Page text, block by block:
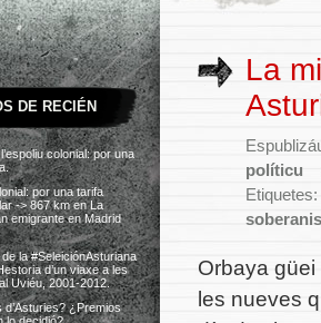
DE RECIÉN
colonial: por una
por una tarifa
-> 867 kmenLa
emigrante en Madrid
la #SeleiciónAsturiana
d’un viaxe a les
Uviéu, 2001-2012.
¿Premios
La
políticu
Etiquetes:
Orbaya
les nueves